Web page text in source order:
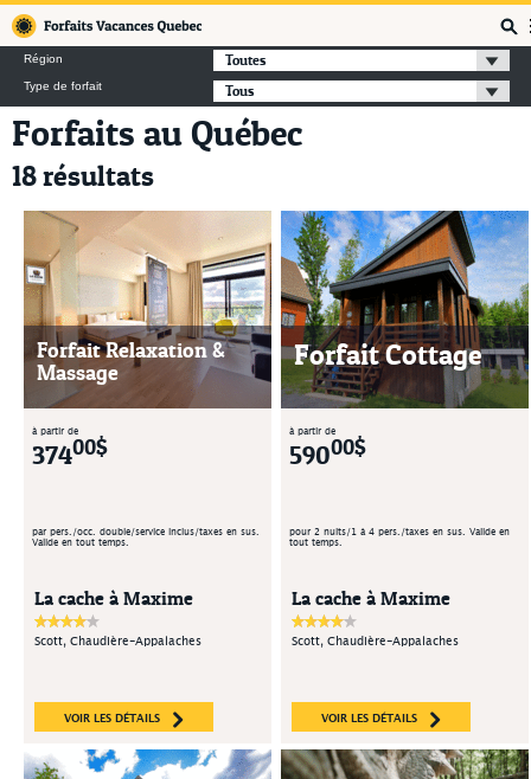
Région Toutes
Type de forfait Tous
Forfaits au Québec
18 résultats
Forfait Relaxation &
Massage
à partir de
37400$
par pers./occ. double/service inclus/taxes en sus.
Valide en tout temps.
La cache à Maxime
Scott, Chaudière-Appalaches
VOIR LES DÉTAILS
Forfait Cottage
à partir de
59000$
pour 2 nuits/1 à 4 pers./taxes en sus. Valide en
tout temps.
La cache à Maxime
Scott, Chaudière-Appalaches
VOIR LES DÉTAILS